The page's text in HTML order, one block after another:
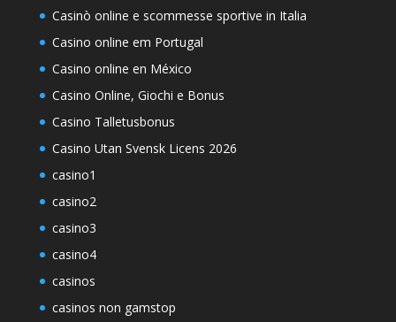
Casinò online e scommesse sportive in Italia
Casino online em Portugal
Casino online en México
Casino Online, Giochi e Bonus
Casino Talletusbonus
Casino Utan Svensk Licens 2026
casino1
casino2
casino3
casino4
casinos
casinos non gamstop